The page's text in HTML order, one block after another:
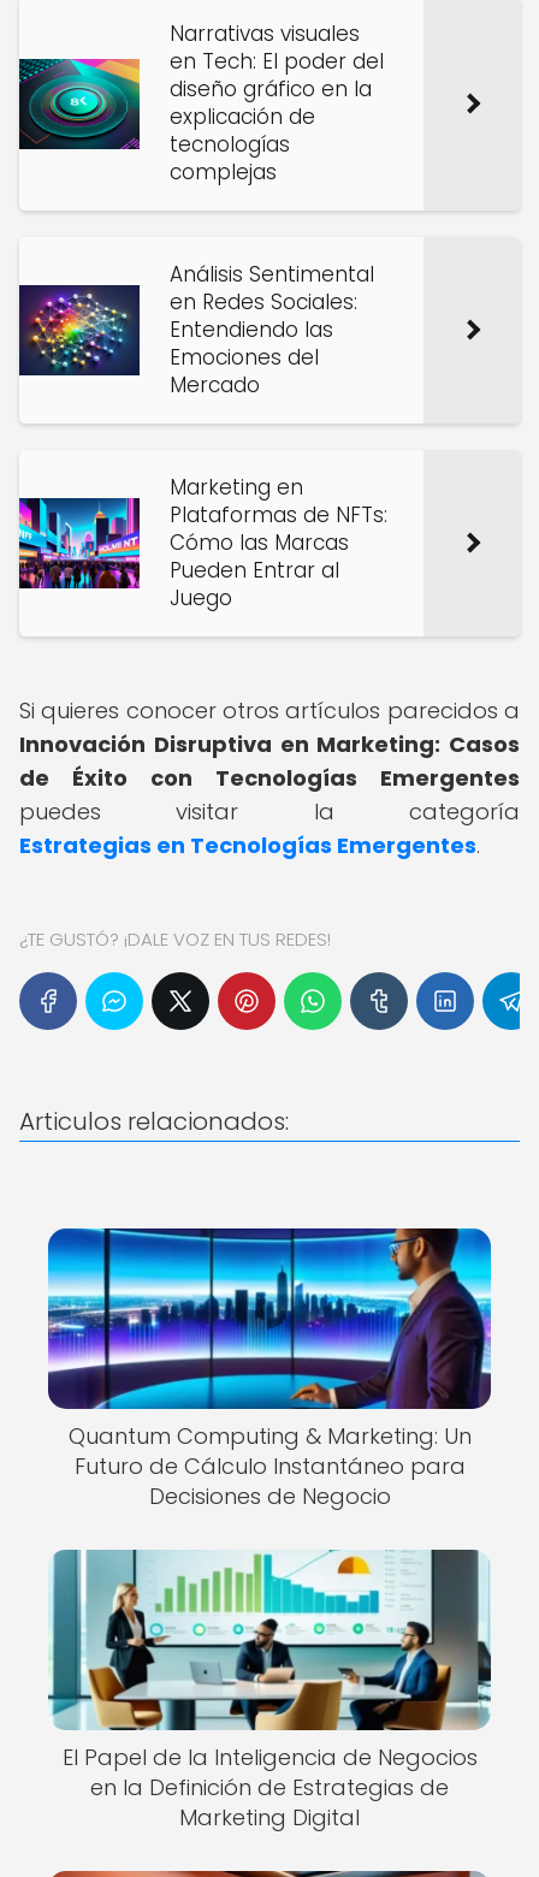
Narrativas visuales
en Tech: El poder del
diseño gráfico en la
explicación de
tecnologías
complejas
Análisis Sentimental
en Redes Sociales:
Entendiendo las
Emociones del
Mercado
Marketing en
Plataformas de NFTs:
Cómo las Marcas
Pueden Entrar al
Juego
Si quieres conocer otros artículos parecidos a
Innovación Disruptiva en Marketing: Casos
de Éxito con Tecnologías Emergentes
puedes visitar la categoría
Estrategias en Tecnologías Emergentes.
¿TE GUSTÓ? ¡DALE VOZ EN TUS REDES!
Articulos relacionados:
Quantum Computing & Marketing: Un
Futuro de Cálculo Instantáneo para
Decisiones de Negocio
El Papel de la Inteligencia de Negocios
en la Definición de Estrategias de
Marketing Digital